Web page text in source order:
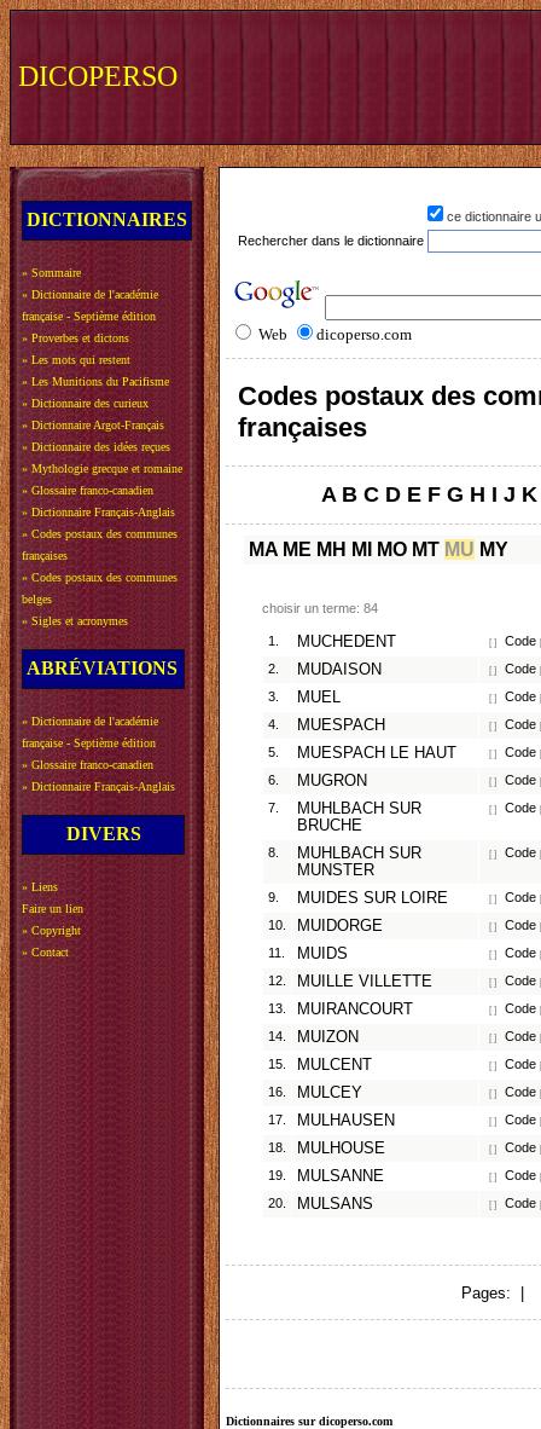
DICOPERSO
DICTIONNAIRES
» Sommaire
» Dictionnaire de l'académie
française - Septième édition
» Proverbes et dictons
» Les mots qui restent
» Les Munitions du Pacifisme
» Dictionnaire des curieux
» Dictionnaire Argot-Français
» Dictionnaire des idées reçues
» Mythologie grecque et romaine
» Glossaire franco-canadien
» Dictionnaire Français-Anglais
» Codes postaux des communes
françaises
» Codes postaux des communes
belges
» Sigles et acronymes
ABRÉVIATIONS
» Dictionnaire de l'académie
française - Septième édition
» Glossaire franco-canadien
» Dictionnaire Français-Anglais
DIVERS
» Liens
Faire un lien
» Copyright
» Contact
ce dictionnaire
Rechercher dans le dictionnaire
Web dicoperso.com
Codes postaux des
françaises
A B C D E F G H I J K
MA ME MH MI MO MT MU MY
choisir un terme: 84
1. MUCHEDENT [ ]
Code
2.
MUDAISON [ ]
Code
3.
MUEL [ ]
Code
4.
MUESPACH [ ]
Code
5.
MUESPACH LE HAUT [ ]
Code
6.
MUGRON [ ]
Code
7.
MUHLBACH SUR
BRUCHE
[ ] Code
8.
MUHLBACH SUR
MUNSTER
[ ] Code
9. MUIDES SUR LOIRE [ ]
Code
10.
MUIDORGE [ ]
Code
11.
MUIDS [ ]
Code
12.
MUILLE VILLETTE [ ]
Code
13.
MUIRANCOURT [ ]
Code
14.
MUIZON [ ]
Code
15.
MULCENT [ ]
Code
16.
MULCEY [ ]
Code
17.
MULHAUSEN [ ]
Code
18.
MULHOUSE [ ]
Code
19.
MULSANNE [ ]
Code
20.
MULSANS [ ] Code
Pages: |
Dictionnaires sur dicoperso.com